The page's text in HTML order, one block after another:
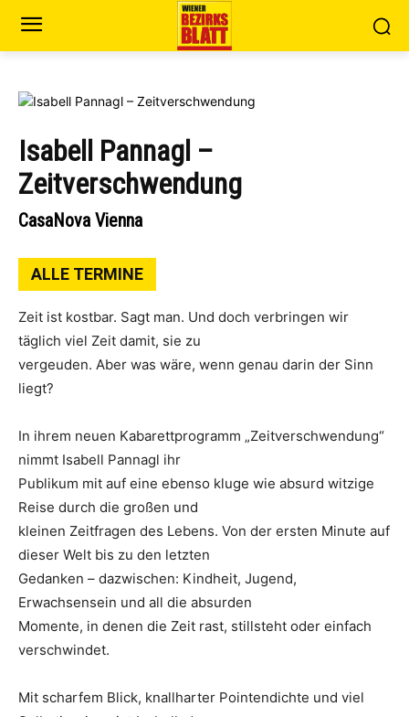
Isabell Pannagl –
Zeitverschwendung
CasaNova Vienna
ALLE TERMINE
Zeit ist kostbar. Sagt man. Und doch verbringen wir
täglich viel Zeit damit, sie zu
vergeuden. Aber was wäre, wenn genau darin der Sinn
liegt?
In ihrem neuen Kabarettprogramm „Zeitverschwendung“
nimmt Isabell Pannagl ihr
Publikum mit auf eine ebenso kluge wie absurd witzige
Reise durch die großen und
kleinen Zeitfragen des Lebens. Von der ersten Minute auf
dieser Welt bis zu den letzten
Gedanken – dazwischen: Kindheit, Jugend,
Erwachsensein und all die absurden
Momente, in denen die Zeit rast, stillsteht oder einfach
verschwindet.
Mit scharfem Blick, knallharter Pointendichte und viel